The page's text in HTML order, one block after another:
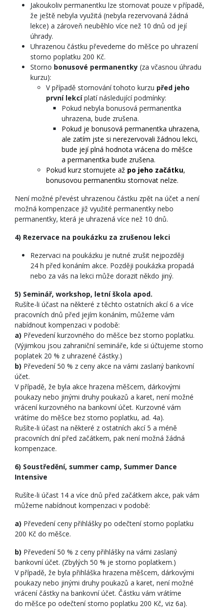
Jakoukoliv permanentku lze stornovat pouze v případě,
že ještě nebyla využitá (nebyla rezervovaná žádná
lekce) a zároveň neuběhlo více než 10 dnů od její
úhrady.
Uhrazenou částku převedeme do měšce po uhrazení
storno poplatku 200 Kč.
Storno bonusové permanentky (za včasnou úhradu
kurzu):
V případě stornování tohoto kurzu před jeho
první lekcíplatí následující podmínky:
Pokud nebyla bonusová permanentka
uhrazena, bude zrušena.
Pokud je bonusová permanentka uhrazena,
ale zatím jste si nerezervovali žádnou lekci,
bude její plná hodnota vrácena do měšce
a permanentka bude zrušena.
Pokud kurz stornujete až po jeho začátku,
bonusovou permanentku stornovat nelze.
Není možné převést uhrazenou částku zpět na účet a není
možná kompenzace již využité permanentky nebo
permanentky, která je uhrazená více než 10 dnů.
4) Rezervace na poukázku za zrušenou lekci
Rezervaci na poukázku je nutné zrušit nejpozději
24 h před konáním akce. Později poukázka propadá
nebo za vás na lekci může dorazit někdo jiný.
5) Seminář, workshop, letní škola apod.
Rušíte-li účast na některé z těchto ostatních akcí 6 a více
pracovních dnů před jejím konáním, můžeme vám
nabídnout kompenzaci v podobě:
a) Převedení kurzovného do měšce bez storno poplatku.
(Výjimkou jsou zahraniční semináře, kde si účtujeme storno
poplatek 20 % z uhrazené částky.)
b) Převedení 50 % z ceny akce na vámi zaslaný bankovní
účet.
V případě, že byla akce hrazena měšcem, dárkovými
poukazy nebo jinými druhy poukazů a karet, není možné
vrácení kurzovného na bankovní účet. Kurzovné vám
vrátíme do měšce bez storno poplatku, ad. 4a).
Rušíte-li účast na některé z ostatních akcí 5 a méně
pracovních dní před začátkem, pak není možná žádná
kompenzace.
6) Soustředění, summer camp, Summer Dance
Intensive
Rušíte-li účast 14 a více dnů před začátkem akce, pak vám
můžeme nabídnout kompenzaci v podobě:
a) Převedení ceny přihlášky po odečtení storno poplatku
200 Kč do měšce.
b) Převedení 50 % z ceny přihlášky na vámi zaslaný
bankovní účet. (Zbylých 50 % je storno poplatkem.)
V případě, že byla přihláška hrazena měšcem, dárkovými
poukazy nebo jinými druhy poukazů a karet, není možné
vrácení částky na bankovní účet. Částku vám vrátíme
do měšce po odečtení storno poplatku 200 Kč, viz 6a).